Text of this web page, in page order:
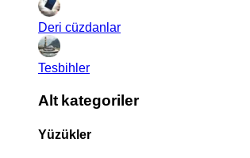
Deri cüzdanlar
Tesbihler
Alt kategoriler
Yüzükler